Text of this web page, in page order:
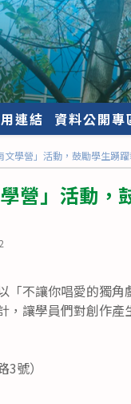
連結 資料公開專
學營」活動，鼓勵學生踴
營」活動，
「不讓你唱愛的獨
讓學員們對創作產
號）